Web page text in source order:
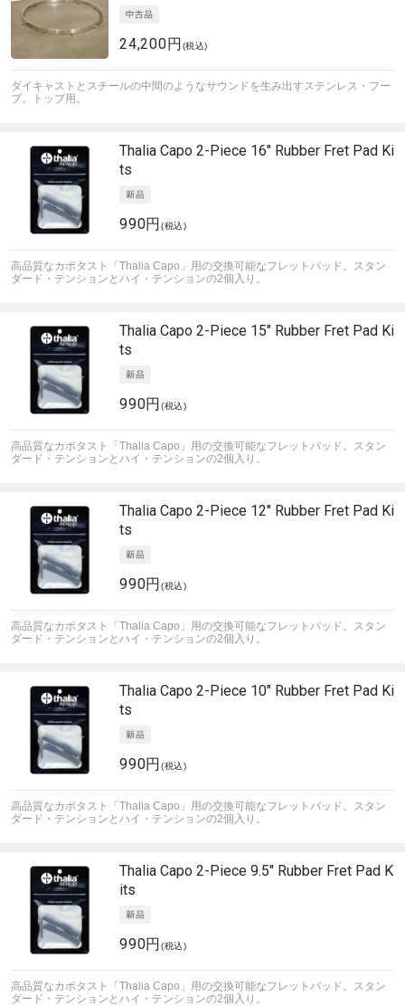
24,200円 (税込)
ダイキャストとスチールの中間のようなサウンドを生み出すステンレス・フー
プ。トップ用。
Thalia Capo 2-Piece 16" Rubber Fret Pad Ki
ts
990円(税込)
高品質なカポタスト「Thalia Capo」用の交換可能なフレットパッド。スタン
ダード・テンションとハイ・テンションの2個入り。
Thalia Capo 2-Piece 15" Rubber Fret Pad Ki
ts
990円(税込)
高品質なカポタスト「Thalia Capo」用の交換可能なフレットパッド。スタン
ダード・テンションとハイ・テンションの2個入り。
Thalia Capo 2-Piece 12" Rubber Fret Pad Ki
ts
990円(税込)
高品質なカポタスト「Thalia Capo」用の交換可能なフレットパッド。スタン
ダード・テンションとハイ・テンションの2個入り。
Thalia Capo 2-Piece 10" Rubber Fret Pad Ki
ts
990円(税込)
高品質なカポタスト「Thalia Capo」用の交換可能なフレットパッド。スタン
ダード・テンションとハイ・テンションの2個入り。
Thalia Capo 2-Piece 9.5" Rubber Fret Pad K
its
990円(税込)
高品質なカポタスト「Thalia Capo」用の交換可能なフレットパッド。スタン
ダード・テンションとハイ・テンションの2個入り。